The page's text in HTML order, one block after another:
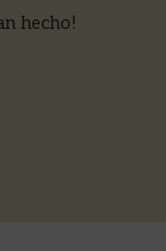
hecho!